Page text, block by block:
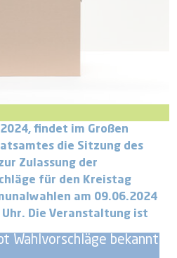
Wahlvorschläge bekannt
findet im Großen
die Sitzung des
Zulassung der
für den Kreistag
am 09.06.2024
Die Veranstaltung ist